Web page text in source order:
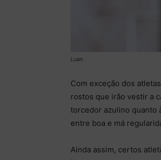
Luan
Com exceção dos
rostos que irão vestir a
torcedor azulino quanto
entre boa e má
Ainda assim, certos